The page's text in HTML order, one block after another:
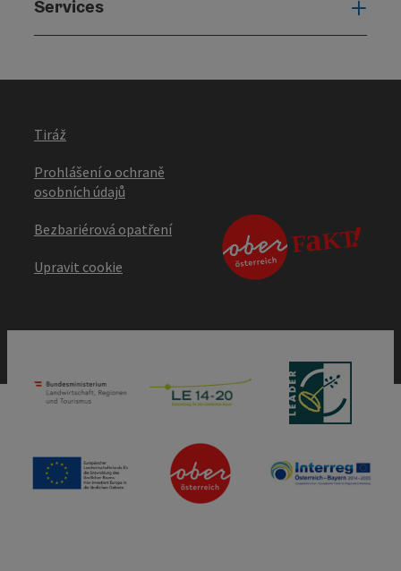
Services
Tiráž
Prohlášení o ochraně
osobních údajů
Bezbariérová opatření
Upravit cookie